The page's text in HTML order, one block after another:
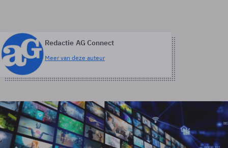
Redactie AG Connect
Meer van deze auteur